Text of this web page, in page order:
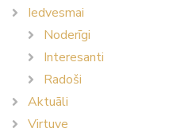
Iedvesmai
Noderīgi
Interesanti
Radoši
Aktuāli
Virtuve